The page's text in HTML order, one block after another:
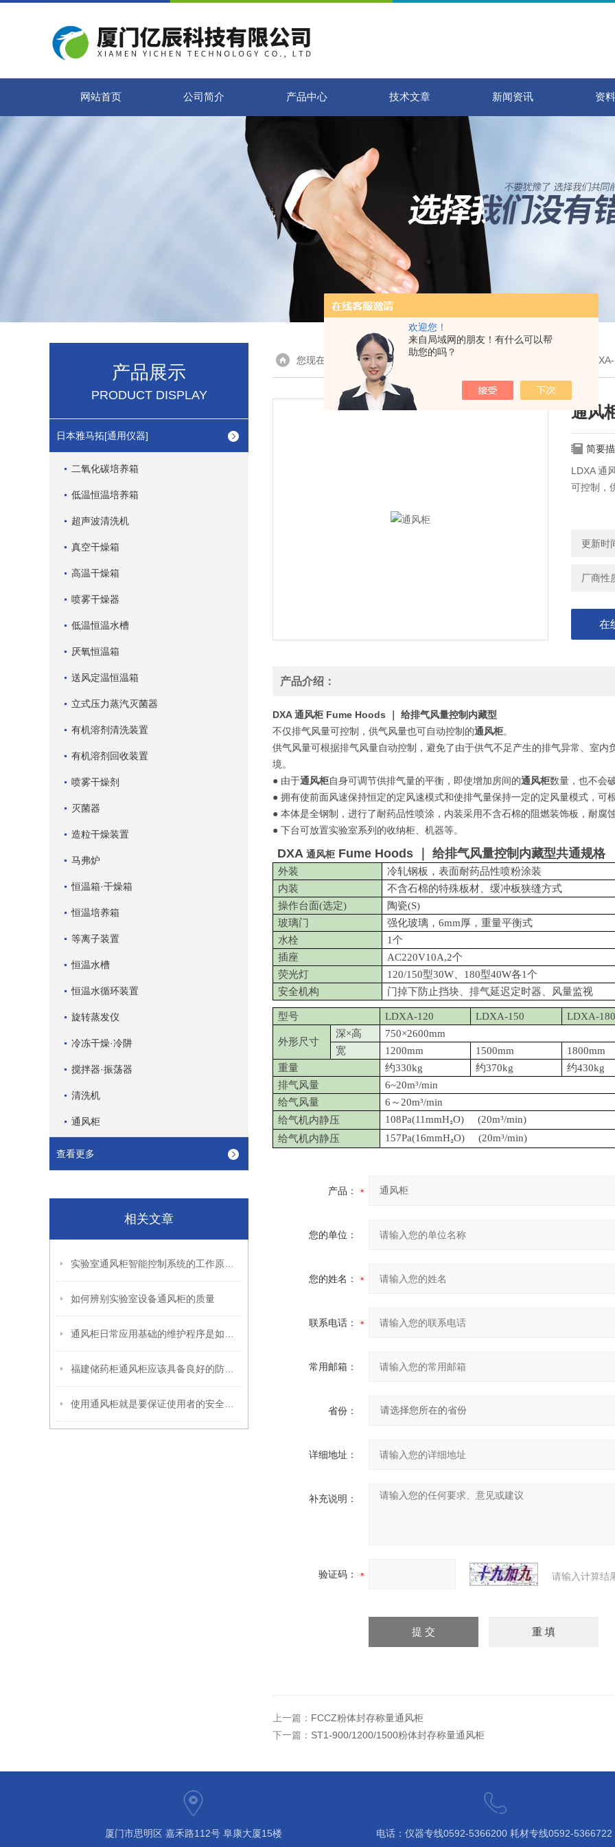
欢迎您！
来自局域网的朋友！有什么可以帮
助您的吗？
网站首页 公司简介 产品中心 技术文章 新闻资讯 资
产品展示
PRODUCT DISPLAY
日本雅马拓[通用仪器]
二氧化碳培养箱
低温恒温培养箱
超声波清洗机
真空干燥箱
高温干燥箱
喷雾干燥器
低温恒温水槽
厌氧恒温箱
送风定温恒温箱
立式压力蒸汽灭菌器
有机溶剂清洗装置
有机溶剂回收装置
喷雾干燥剂
灭菌器
造粒干燥装置
马弗炉
恒温箱·干燥箱
恒温培养箱
等离子装置
恒温水槽
恒温水循环装置
旋转蒸发仪
冷冻干燥·冷阱
搅拌器·振荡器
清洗机
通风柜
查看更多
相关文章
如何辨别实验室设备通风柜的质量
您现在的位置：首页> 产品展示 > 日本雅马拓[通用仪器] >
通风
简要
LDXA 通
可控制，
更新时
厂商性
在
产品介绍：
DXA通风柜 Fume Hoods ｜ 给排气风量控制内藏型
不仅排气风量可控制，供气风量也可自动控制的通风柜。
供气风量可根据排气风量自动控制，避免了由于供气不足产生的排气异常、室
境。
● 由于通风柜自身可调节供排气量的平衡，即使增加房间的通风柜数量，也不会
● 拥有使前面风速保持恒定的定风速模式和使排气量保持一定的定风量模式，可
● 本体是全钢制，进行了耐药品性喷涂，内装采用不含石棉的阻燃装饰板，耐腐
● 下台可放置实验室系列的收纳柜、机器等。
DXA 通风柜 Fume Hoods ｜ 给排气风量控制内藏型共通规格
外装
冷轧钢板，表面耐药品性喷粉涂装
内装
不含石棉的特殊板材、缓冲板狭缝方式
操作台面(选定) 陶瓷(S)
玻璃门
强化玻璃， 6mm厚，重量平衡式
水栓
1个
插座
AC220V10A,2个
荧光灯
120/150型30W、180型40W各1个
安全机构
门掉下防止挡块、排气延迟定时器、风量监视
型号 LDXA-120 LDXA-150 LDXA-180
外形尺寸
深×高
750×2600mm
宽
1200mm 1500mm
1800mm
重量
约330kg 约370kg 约430kg
排气风量
6~20m³/min
给气风量
6～20m³/min
给气机内静压
108Pa(11mmH₂O) (20m³/min)
给气机内静压
157Pa(16mmH₂O) (20m³/min)
产品：
您的单位：
您的姓名：
联系电话：
常用邮箱：
省份：
详细地址：
补充说明：
验证码： 请输入计算结
上一篇： FCCZ粉体封存称量通风柜
下一篇： ST1-900/1200/1500粉体封存称量通风柜
厦门市思明区 嘉禾路112号 阜康大厦15楼 电话：仪器专线0592-5366200 ​耗材专线0592-5366722